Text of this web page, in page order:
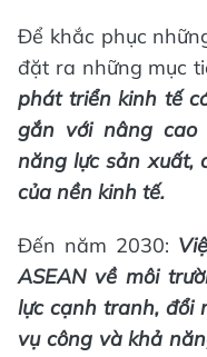
Để khắc phục
đặt ra những mục
phát triển kinh tế
gắn với nâng cao
năng lực sản xuất,
của nền kinh tế.
Đến năm 2030:
ASEAN về môi
lực cạnh tranh, đổi
vụ công và khả